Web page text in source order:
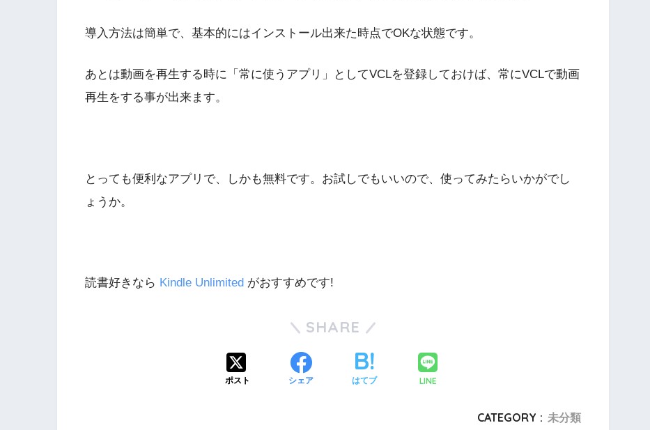
導入方法は簡単で、基本的にはインストール出来た時点でOKな状態です。
あとは動画を再生する時に「常に使うアプリ」としてVCLを登録しておけば、常にVCLで動画
再生をする事が出来ます。
とっても便利なアプリで、しかも無料です。お試しでもいいので、使ってみたらいかがでし
ょうか。
読書好きなら Kindle Unlimited がおすすめです!
SHARE
ポスト シェア はてブ LINE
CATEGORY : 未分類